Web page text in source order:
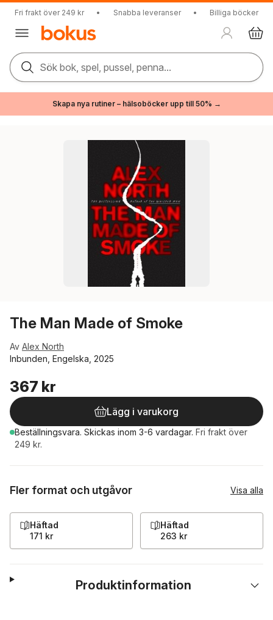
Fri frakt över 249 kr • Snabba leveranser • Billiga böcker
Sök bok, spel, pussel, penna...
Skapa nya rutiner – hälsoböcker upp till 50% →
The Man Made of Smoke
Av Alex North
Inbunden, Engelska, 2025
367 kr
Lägg i varukorg
Beställningsvara. Skickas inom 3-6 vardagar. Fri frakt över
249 kr.
Fler format och utgåvor Visa alla
Häftad
171 kr
Häftad
263 kr
Produktinformation